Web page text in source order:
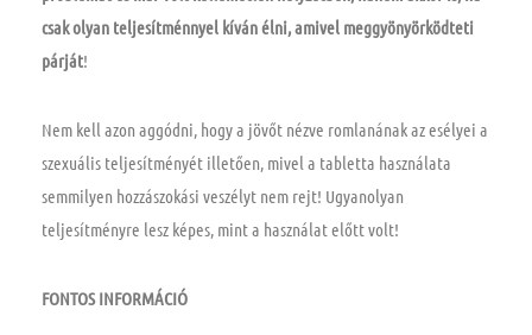
csak olyan teljesítménnyel kíván élni, amivel meggyönyörködteti
párját!
Nem kell azon aggódni, hogy a jövőt nézve romlanának az esélyei a
szexuális teljesítményét illetően, mivel a tabletta használata
semmilyen hozzászokási veszélyt nem rejt! Ugyanolyan
teljesítményre lesz képes, mint a használat előtt volt!
FONTOS INFORMÁCIÓ